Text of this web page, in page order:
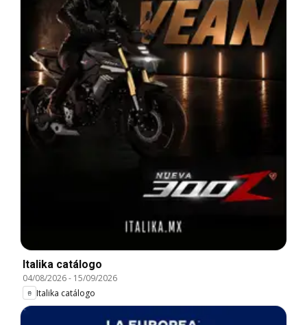
Italika catálogo
04/08/2026- 15/09/2026
Italika catálogo